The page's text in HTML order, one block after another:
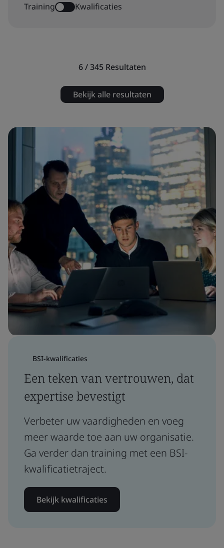
Training Kwalificaties
6 / 345Resultaten
Bekijk alle resultaten
BSI-kwalificaties
Een teken van vertrouwen, dat
expertise bevestigt
Verbeter uw vaardigheden en voeg
meer waarde toe aan uw organisatie.
Ga verder dan training met een BSI-
kwalificatietraject.
Bekijk kwalificaties